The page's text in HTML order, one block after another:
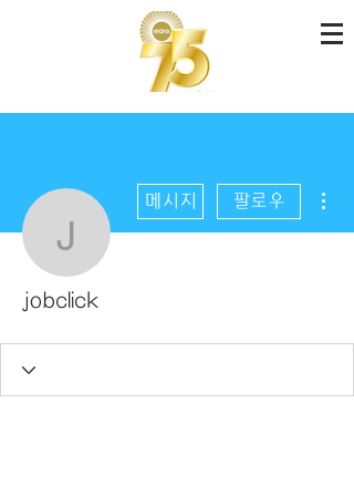
jobclick
메시지 팔로우
jobclick